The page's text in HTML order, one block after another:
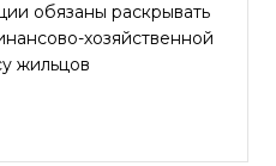
обязаны раскрывать
хозяйственной
жильцов